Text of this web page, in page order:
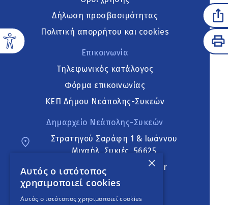
Δήλωση προσβασιμότητας
Πολιτική απορρήτου και cookies
Επικοινωνία
Τηλεφωνικός κατάλογος
Φόρμα επικοινωνίας
ΚΕΠ Δήμου Νεάπολης-Συκεών
Δημαρχείο Νεάπολης-Συκεών
Στρατηγού Σαράφη 1 & Ιωάννου
Μιχαήλ, Συκιές, 56625
neapoli.sykies@ddt.gov.gr
Ακολουθήστε
×
Αυτός ο ιστότοπος
χρησιμοποιεί cookies
Αυτός ο ιστότοπος χρησιμοποιεί cookies